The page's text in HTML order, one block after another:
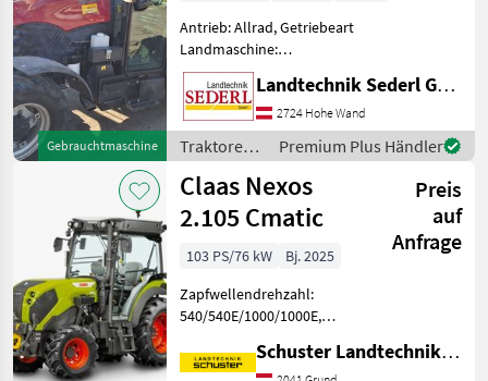
Gebrauchtmaschine
Antrieb: Allrad, Getriebeart
Landmaschine:
Lastschaltgetriebe,
Plattform: Kabine,
Zapfwellendrehzahl:
540/540E,
Höchstgeschwindigkeit in
km/h: 40 km/h, Aufladung:
Turbola
Landtechnik Sederl GmbH
2724 Hohe Wand
Traktoren /
Case IH
Premium Plus Händler
Claas Nexos
2.105 Cmatic
Preis
auf
Anfrage
103 PS/76 kW
Bj. 2025
Zapfwellendrehzahl:
540/540E/1000/1000E,
Ladeluftkühlung,
Schuster Landtechnik Grund